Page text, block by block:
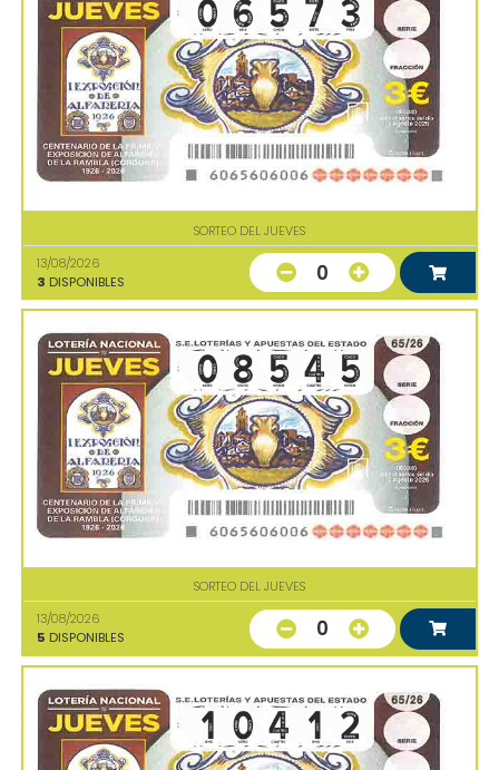
SORTEO DEL JUEVES
13/08/2026
3 DISPONIBLES 0
SORTEO DEL JUEVES
13/08/2026
5 DISPONIBLES 0